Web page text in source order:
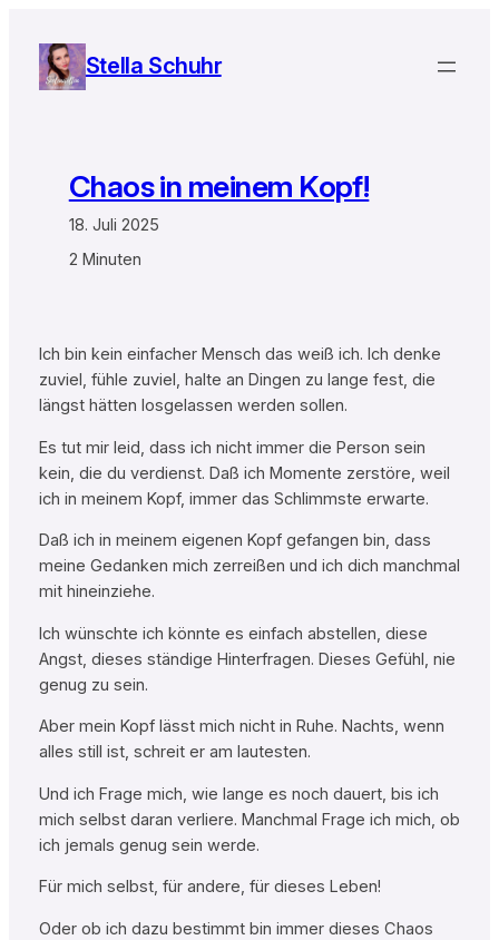
Inhalt
springen
Stella Schuhr
Chaos in meinem Kopf!
18. Juli 2025
2 Minuten
Ich bin kein einfacher Mensch das weiß ich. Ich denke
zuviel, fühle zuviel, halte an Dingen zu lange fest, die
längst hätten losgelassen werden sollen.
Es tut mir leid, dass ich nicht immer die Person sein
kein, die du verdienst. Daß ich Momente zerstöre, weil
ich in meinem Kopf, immer das Schlimmste erwarte.
Daß ich in meinem eigenen Kopf gefangen bin, dass
meine Gedanken mich zerreißen und ich dich manchmal
mit hineinziehe.
Ich wünschte ich könnte es einfach abstellen, diese
Angst, dieses ständige Hinterfragen. Dieses Gefühl, nie
genug zu sein.
Aber mein Kopf lässt mich nicht in Ruhe. Nachts, wenn
alles still ist, schreit er am lautesten.
Und ich Frage mich, wie lange es noch dauert, bis ich
mich selbst daran verliere. Manchmal Frage ich mich, ob
ich jemals genug sein werde.
Für mich selbst, für andere, für dieses Leben!
Oder ob ich dazu bestimmt bin immer dieses Chaos